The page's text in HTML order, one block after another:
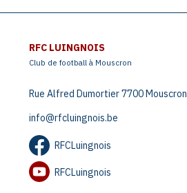
RFC LUINGNOIS
Club de football à Mouscron
Rue Alfred Dumortier 7700 Mouscron
info@rfcluingnois.be
RFCLuingnois
RFCLuingnois